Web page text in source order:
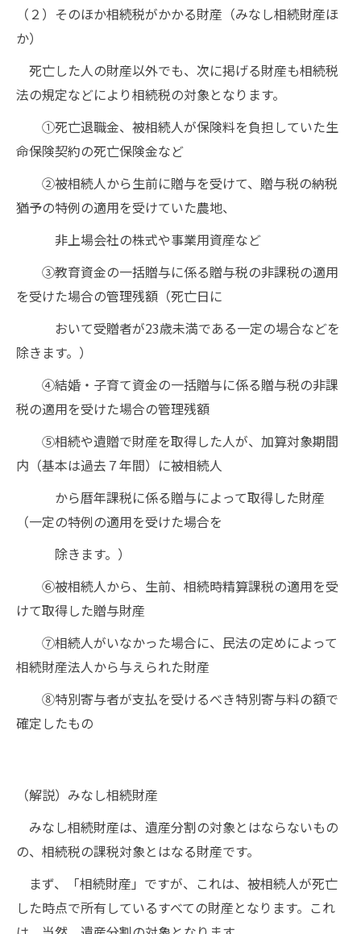
（２）そのほか相続税がかかる財産（みなし相続財産ほ
か）
死亡した人の財産以外でも、次に掲げる財産も相続税
法の規定などにより相続税の対象となります。
①死亡退職金、被相続人が保険料を負担していた生
命保険契約の死亡保険金など
②被相続人から生前に贈与を受けて、贈与税の納税
猶予の特例の適用を受けていた農地、
非上場会社の株式や事業用資産など
③教育資金の一括贈与に係る贈与税の非課税の適用
を受けた場合の管理残額（死亡日に
おいて受贈者が23歳未満である一定の場合などを
除きます。）
④結婚・子育て資金の一括贈与に係る贈与税の非課
税の適用を受けた場合の管理残額
⑤相続や遺贈で財産を取得した人が、加算対象期間
内（基本は過去７年間）に被相続人
から暦年課税に係る贈与によって取得した財産
（一定の特例の適用を受けた場合を
除きます。）
⑥被相続人から、生前、相続時精算課税の適用を受
けて取得した贈与財産
⑦相続人がいなかった場合に、民法の定めによって
相続財産法人から与えられた財産
⑧特別寄与者が支払を受けるべき特別寄与料の額で
確定したもの
（解説）みなし相続財産
みなし相続財産は、遺産分割の対象とはならないもの
の、相続税の課税対象とはなる財産です。
まず、「相続財産」ですが、これは、被相続人が死亡
した時点で所有しているすべての財産となります。これ